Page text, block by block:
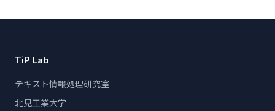
TiP Lab
テキスト情報処理研究室
北見工業大学